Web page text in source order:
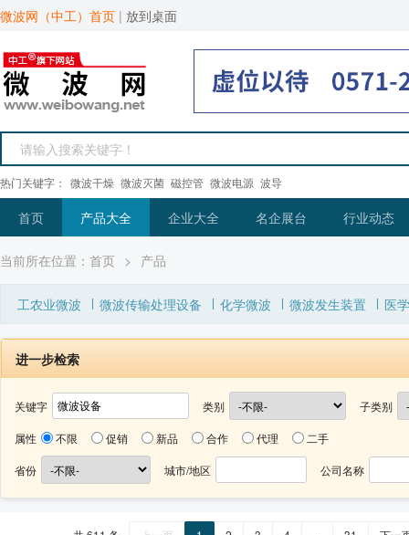
微波网（中工）首页 | 放到桌面
热门关键字： 微波干燥 微波灭菌 磁控管 微波电源 波导
首页 产品大全 企业大全 名企展台 行业动态
当前所在位置： 首页 > 产品
工农业微波 微波传输处理设备 化学微波 微波发生装置 医
进一步检索
关键字 类别 子类别
属性 不限 促销 新品 合作 代理 二手
省份 城市/地区 公司名称